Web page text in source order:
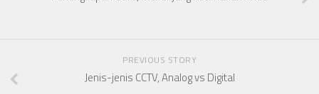
PREVIOUS STORY
Jenis-jenis CCTV, Analog vs Digital